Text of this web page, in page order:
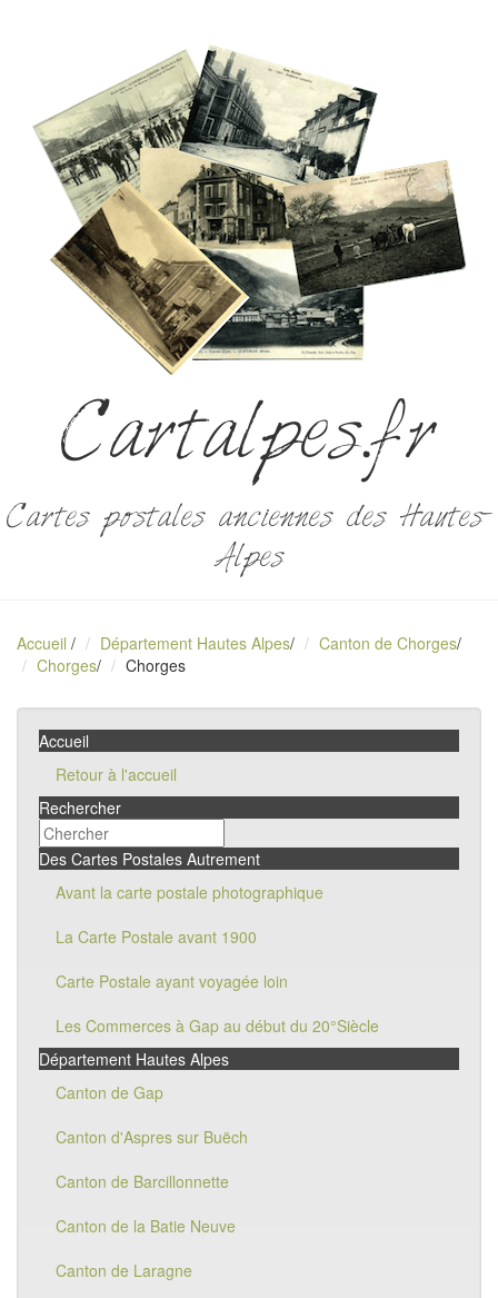
Cartalpes.fr
Cartes postales anciennes des Hautes-
Alpes
Accueil / Département Hautes Alpes/ Canton de Chorges/
Chorges/ Chorges
Accueil
Retour à l'accueil
Rechercher
Des Cartes Postales Autrement
Avant la carte postale photographique
La Carte Postale avant 1900
Carte Postale ayant voyagée loin
Les Commerces à Gap au début du 20°Siècle
Département Hautes Alpes
Canton de Gap
Canton d'Aspres sur Buëch
Canton de Barcillonnette
Canton de la Batie Neuve
Canton de Laragne